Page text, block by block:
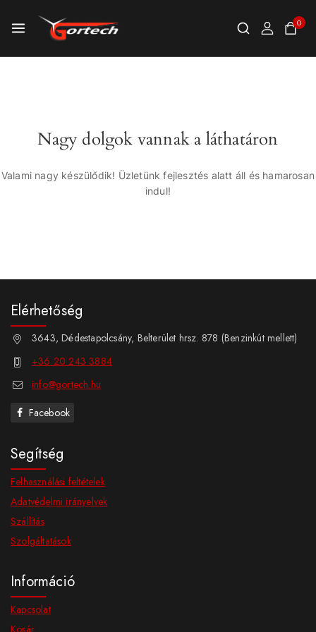
0
Nagy dolgok vannak a láthatáron
Valami nagy készülődik! Üzletünk fejlesztés alatt áll és hamarosan
indul!
Elérhetőség
3643, Dédestapolcsány, Belterület hrsz. 878 (Benzinkút mellett)
+36 20 243 3884
info@gortech.hu
Facebook
Segítség
Felhasználási feltételek
Adatvédelmi irányelvek
Szállítás
Szolgáltatások
Információ
Kapcsolat